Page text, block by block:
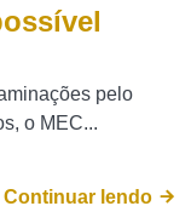
pelo
o MEC...
Continuar lendo